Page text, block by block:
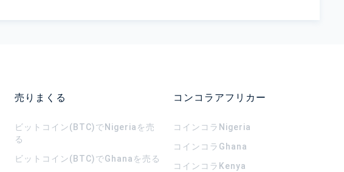
売りまくる
ビットコイン(BTC)でNigeriaを売
る
ビットコイン(BTC)でGhanaを売る
コンコラアフリカー
コインコラ Nigeria
コインコラ Ghana
コインコラ Kenya